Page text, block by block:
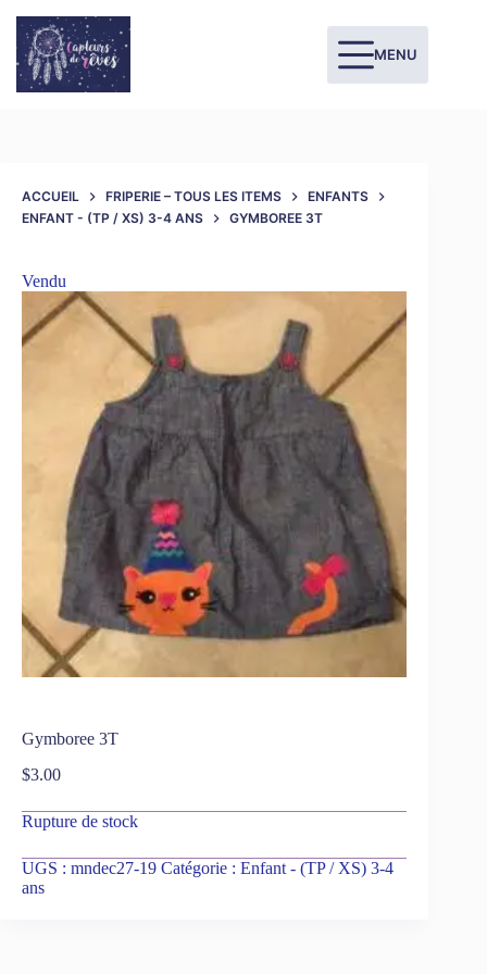
MENU
ACCUEIL FRIPERIE – TOUS LES ITEMS
ENFANTS
ENFANT - (TP / XS) 3-4 ANS
GYMBOREE 3T
Vendu
Gymboree 3T
$3.00
Rupture de stock
UGS : mndec27-19 Catégorie : Enfant - (TP / XS) 3-4
ans